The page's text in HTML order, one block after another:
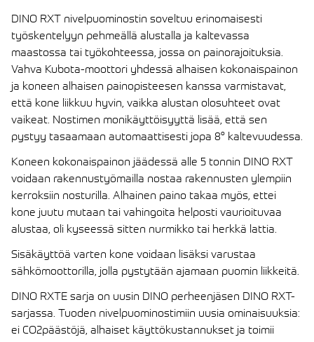
DINO RXT nivelpuominostin soveltuu erinomaisesti
työskentelyyn pehmeällä alustalla ja kaltevassa
maastossa tai työkohteessa, jossa on painorajoituksia.
Vahva Kubota-moottori yhdessä alhaisen kokonaispainon
ja koneen alhaisen painopisteesen kanssa varmistavat,
että kone liikkuu hyvin, vaikka alustan olosuhteet ovat
vaikeat. Nostimen monikäyttöisyyttä lisää, että sen
pystyy tasaamaan automaattisesti jopa 8° kaltevuudessa.
Koneen kokonaispainon jäädessä alle 5 tonnin DINO RXT
voidaan rakennustyömailla nostaa rakennusten ylempiin
kerroksiin nosturilla. Alhainen paino takaa myös, ettei
kone juutu mutaan tai vahingoita helposti vaurioituvaa
alustaa, oli kyseessä sitten nurmikko tai herkkä lattia.
Sisäkäyttöä varten kone voidaan lisäksi varustaa
sähkömoottorilla, jolla pystytään ajamaan puomin liikkeitä.
DINO RXTE sarja on uusin DINO perheenjäsen DINO RXT-
sarjassa. Tuoden nivelpuominostimiin uusia ominaisuuksia:
ei CO2päästöjä, alhaiset käyttökustannukset ja toimii